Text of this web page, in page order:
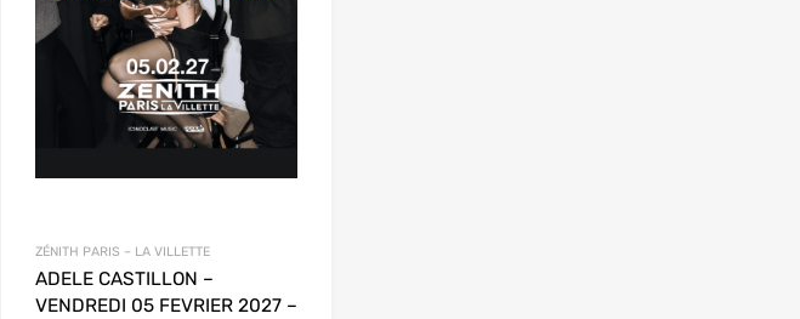
ZÉNITH PARIS – LA VILLETTE
ADELE CASTILLON –
VENDREDI 05 FEVRIER 2027 –